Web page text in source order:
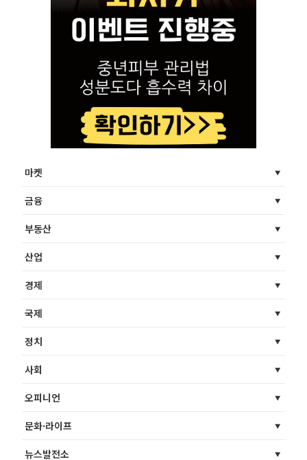
마켓
금융
부동산
산업
경제
국제
정치
사회
오피니언
문화·라이프
뉴스발전소